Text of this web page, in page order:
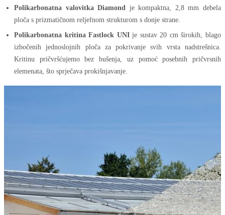
Polikarbonatna valovitka Diamond
je kompaktna, 2,8 mm debela
ploča s prizmatičnom reljefnom strukturom s donje strane.
Polikarbonatna kritina Fastlock UNIje sustav 20 cm širokih, blago
izbočenih jednoslojnih ploča za pokrivanje svih vrsta nadstrešnica.
Kritinu pričvršćujemo bez bušenja, uz pomoć posebnih pričvrsnih
elemenata, što sprječava prokišnjavanje.